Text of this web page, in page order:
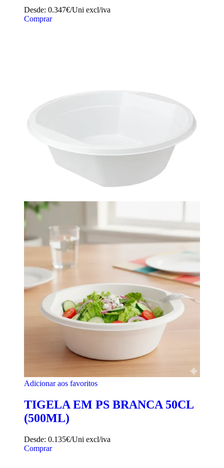
Desde: 0.347€/Uni excl/iva
Comprar
Adicionar aos favoritos
TIGELA EM PS BRANCA 50CL
(500ML)
Desde: 0.135€/Uni excl/iva
Comprar